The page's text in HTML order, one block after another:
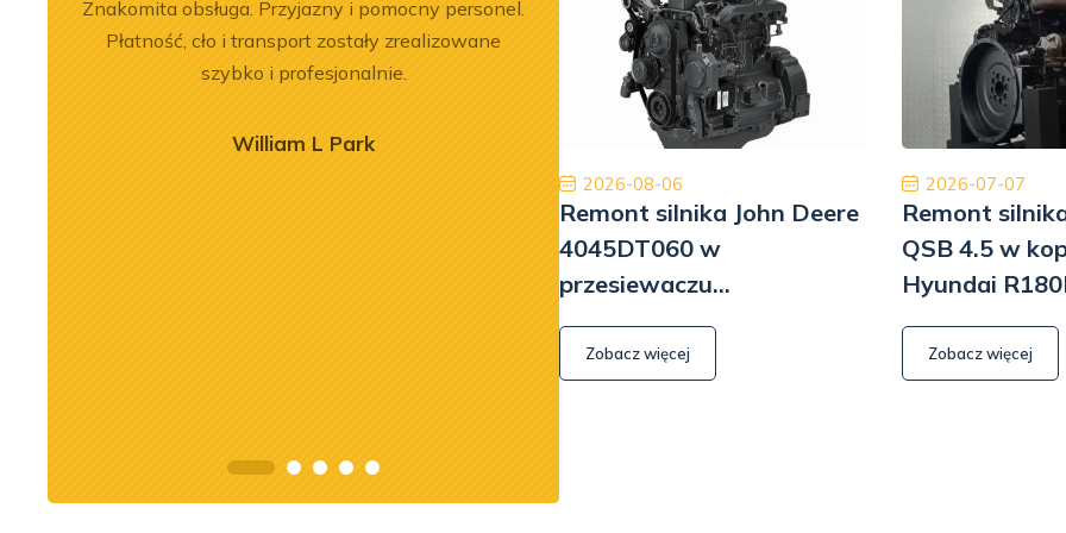
Znakomita obsługa. Przyjazny i pomocny personel.
Płatność, cło i transport zostały zrealizowane
szybko i profesjonalnie.
William L Park
Jestem bardzo zadowolony z naszej współpracy.
Dobry zespół, dobra obsługa, dobra cena, dobre
części. Dziękuję!
Tiberiu Demeter
2026-08-06
Remont silnika John Deere
4045DT060 w
przesiewaczu
Powerscreen Warrior 800
Zobacz więcej
2026-07-07
Remont
QSB 4.5 w
Hyundai
Zobacz więcej